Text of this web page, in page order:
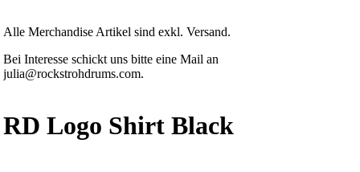
Alle Merchandise Artikel sind exkl. Versand.
Bei Interesse schickt uns bitte eine Mail an
julia@rockstrohdrums.com.
RD Logo Shirt Black